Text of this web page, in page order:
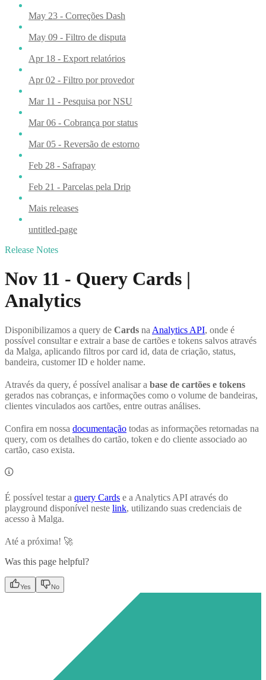
May 23 - Correções Dash
May 09 - Filtro de disputa
Apr 18 - Export relatórios
Apr 02 - Filtro por provedor
Mar 11 - Pesquisa por NSU
Mar 06 - Cobrança por status
Mar 05 - Reversão de estorno
Feb 28 - Safrapay
Feb 21 - Parcelas pela Drip
Mais releases
untitled-page
Release Notes
Nov 11 - Query Cards |
Analytics
Disponibilizamos a query de Cards na Analytics API, onde é
possível consultar e extrair a base de cartões e tokens salvos através
da Malga, aplicando filtros por card id, data de criação, status,
bandeira, customer ID e holder name.
Através da query, é possível analisar a base de cartões e tokens
gerados nas cobranças, e informações como o volume de bandeiras,
clientes vinculados aos cartões, entre outras análises.
Confira em nossa documentação todas as informações retornadas na
query, com os detalhes do cartão, token e do cliente associado ao
cartão, caso exista.
É possível testar a query Cards e a Analytics API através do
playground disponível neste link, utilizando suas credenciais de
acesso à Malga.
Até a próxima! 🚀
Was this page helpful?
Yes No